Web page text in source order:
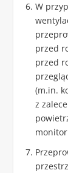
W
przed
przed
(m.in.
z